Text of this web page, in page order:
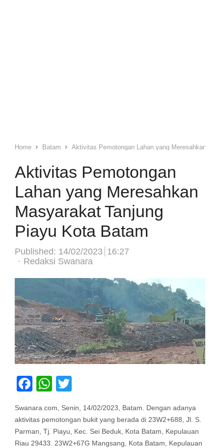
Home Batam Aktivitas Pemotongan Lahan yang Meresahkan
Aktivitas Pemotongan
Lahan yang Meresahkan
Masyarakat Tanjung
Piayu Kota Batam
Published: 14/02/2023 16:27
Author
Redaksi Swanara
Facebook
WhatsApp
Swanara.com, Senin, 14/02/2023, Batam. Dengan adanya
aktivitas pemotongan bukit yang berada di 23W2+688, Jl. S.
Parman, Tj. Piayu, Kec. Sei Beduk, Kota Batam, Kepulauan
Riau 29433. 23W2+67G Mangsang, Kota Batam, Kepulauan